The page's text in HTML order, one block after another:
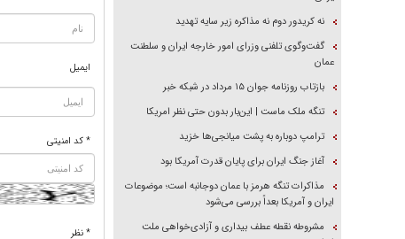
ایمیل
* کد امنیتی
* نظر
نه کریدور دوم نه مذاکره زیر سایه تهدید
گفت‌وگوی تلفنی وزرای امور خارجه ایران و سلطنت
عمان
بازتاب روزنامه جوان ۱۵ مرداد در شبکه خبر
تنگه ملک ماست | این‌بار بدون حتی نظر امریکا
ترامپ دوباره به پشت میانجی‌ها خزید
آغاز جنگ ایران برای پایان قدرت آمریکا بود
مذاکرات تنگه هرمز با عمان دوجانبه است؛ موضوعات
ایران و آمریکا بعداً بررسی می‌شود
مشروطه نقطه عطف بیداری و آزادی‌خواهی ملت